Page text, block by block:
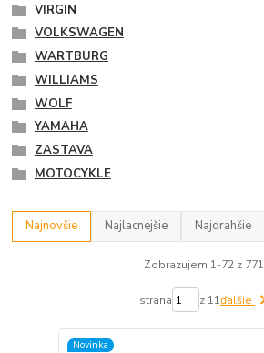
VIRGIN
VOLKSWAGEN
WARTBURG
WILLIAMS
WOLF
YAMAHA
ZASTAVA
MOTOCYKLE
Najnovšie Najlacnejšie Najdrahšie
Zobrazujem 1-72 z 771
strana z 11ďalšie
Novinka